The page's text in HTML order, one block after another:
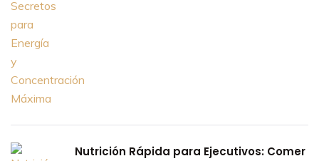
Nutrición Rápida para Ejecutivos: Comer